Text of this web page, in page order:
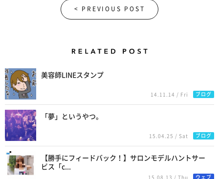
< PREVIOUS POST
美容師LINEスタンプ
14.11.14 / Fri ブログ
「夢」というやつ。
15.04.25 / Sat ブログ
【勝手にフィードバック！】サロンモデルハントサー
ビス「c...
15.08.13 / Thu ウェブ